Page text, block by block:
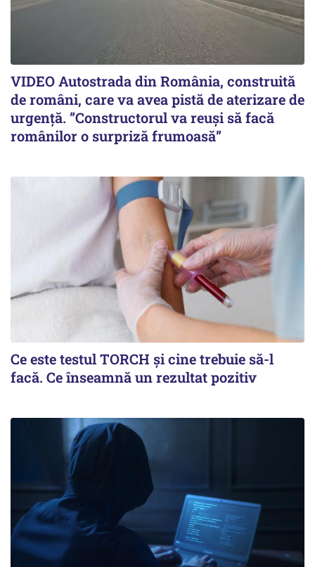
VIDEO Autostrada din România, construită
de români, care va avea pistă de aterizare de
urgență. ”Constructorul va reuși să facă
românilor o surpriză frumoasă”
Ce este testul TORCH și cine trebuie să-l
facă. Ce înseamnă un rezultat pozitiv